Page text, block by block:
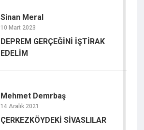
Sinan Meral
10 Mart 2023
DEPREM GERÇEĞİNİ İŞTİRAK
EDELİM
Mehmet Demrbaş
14 Aralık 2021
ÇERKEZKÖYDEKİ SİVASLILAR